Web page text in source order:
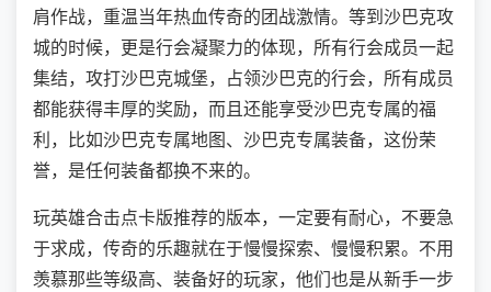
肩作战，重温当年热血传奇的团战激情。等到沙巴克攻
城的时候，更是行会凝聚力的体现，所有行会成员一起
集结，攻打沙巴克城堡，占领沙巴克的行会，所有成员
都能获得丰厚的奖励，而且还能享受沙巴克专属的福
利，比如沙巴克专属地图、沙巴克专属装备，这份荣
誉，是任何装备都换不来的。
玩英雄合击点卡版推荐的版本，一定要有耐心，不要急
于求成，传奇的乐趣就在于慢慢探索、慢慢积累。不用
羡慕那些等级高、装备好的玩家，他们也是从新手一步